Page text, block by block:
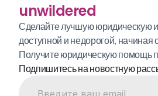
unwildered
Сделайте лучшую юридическую
доступной и недорогой, начиная
Получите юридическую помощь
Подпишитесь на новостную